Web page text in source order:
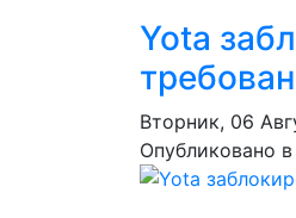
Yota
Вторник, 06
Опубликовано в